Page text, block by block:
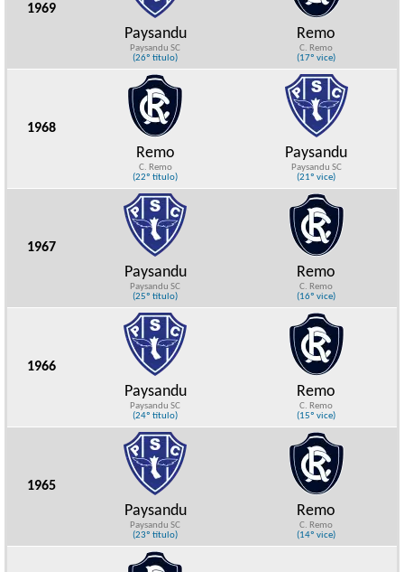
1969
Paysandu
Paysandu SC
(26º título)
Remo
C. Remo
(17º vice)
1968
Remo
C. Remo
(22º título)
Paysandu
Paysandu SC
(21º vice)
1967
Paysandu
Paysandu SC
(25º título)
Remo
C. Remo
(16º vice)
1966
Paysandu
Paysandu SC
(24º título)
Remo
C. Remo
(15º vice)
1965
Paysandu
Paysandu SC
(23º título)
Remo
C. Remo
(14º vice)